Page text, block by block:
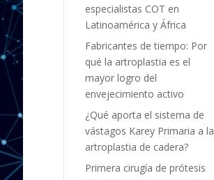
especialistas COT en
Latinoamérica y África
Fabricantes de tiempo: Por
qué la artroplastia es el
mayor logro del
envejecimiento activo
¿Qué aporta el sistema de
vástagos Karey Primaria a la
artroplastia de cadera?
Primera cirugía de prótesis